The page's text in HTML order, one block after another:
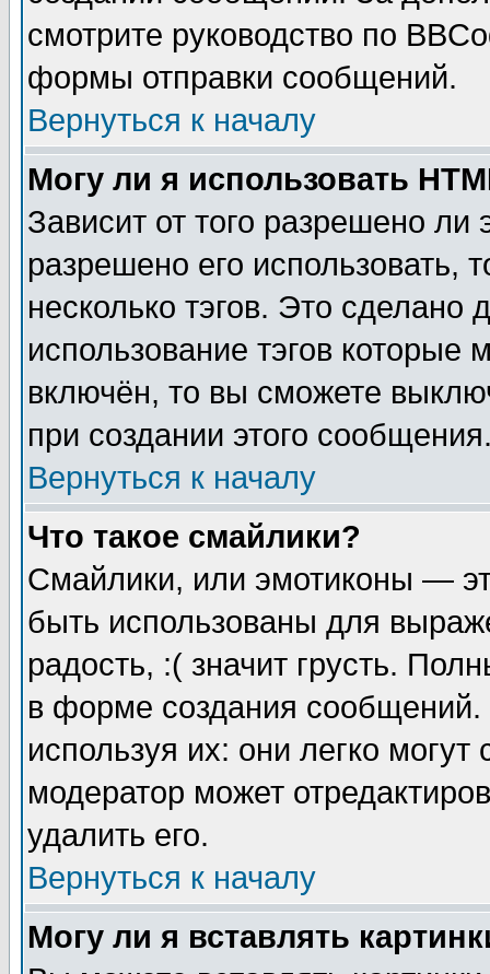
смотрите руководство по
формы отправки сообщений.
Вернуться к началу
Могу ли я использовать
Зависит от того разрешено
разрешено его использовать,
несколько тэгов. Это сделано
использование тэгов
включён, то вы сможете
при создании этого
Вернуться к началу
Что такое смайлики?
Смайлики, или эмотиконы —
быть использованы для
радость, :( значит грусть.
в форме создания сообщений.
используя их: они легко
модератор может
удалить его.
Вернуться к началу
Могу ли я вставлять